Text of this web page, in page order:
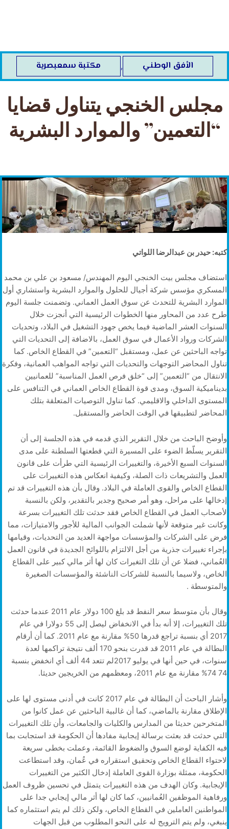
الأفق الوطني , مكتبة سمعبصرية
مجلس الخنجي يتناول قضايا
“التعمين” والموارد البشرية
كتبه: حيدر بن عبدالرضا اللواتي
استضاف مجلس بيت الخنجي اليوم المهندس/ مسعود بن علي بن محمد
المسكري مؤسس شركة أجيال للحلول والموارد البشرية واستشاري أول
الموارد البشرية للتحدث عن سوق العمل العماني. وتضمنت جلسة اليوم
طرح عدد من المحاور منها الخطوات الرئيسية التي أنجزت خلال
السنوات العشر الماضية فيما يخص جهود التشغيل في البلاد، وتحديات
الشركات ورواد الأعمال في سوق العمل، بالاضافة إلى التحديات التي
تواجه الباحثين عن عمل، ومستقبل “التعمين” في القطاع الخاص. كما
تناول المحاضر التوجهات والتحديات التي تواجه المواهب العمانية، وفكرة
الانتقال من “التعمين” إلى “خلق فرص العمل المناسبة” للعمانيين
بديناميكية السوق، ومدى قوة القطاع الخاص العماني في التنافس على
المستوى الداخلي والاقليمي. كما تناول التوصيات المتعلقة بتلك
المحاضر لتطبيقها في الوقت الحاضر والمستقبل.
وأوضح الباحث من خلال التقرير الذي قدمه في هذه الجلسة إلى أن
التقرير يسلّط الضوء على المسيرة التي قطعتها السلطنة على مدى
السنوات السبع الأخيرة، والتغييرات الرئيسية التي طرأت على قانون
العمل والتشريعات ذات الصلة، وكيفية انعكاس هذه التغييرات على
القطاع الخاص والقوى العاملة في البلاد. وقال بأن هذه التغييرات قد تم
إدخالها على مراحل، وهو أمر صحيح وجدير بالتقدير، ولكن بالنسبة
لأصحاب العمل في القطاع الخاص فقد حدثت تلك التغييرات بسرعة
وكانت غير متوقعة لأنها شملت الجوانب المالية للأجور والامتيازات، مما
فرض على الشركات والمؤسسات مواجهة العديد من التحديات، وقيامها
بإجراء تغييرات جذرية من أجل الالتزام باللوائح الجديدة في قانون العمل
العُماني، فضلا عن أن تلك التغيرات كان لها أثر مالي كبير على القطاع
الخاص، ولاسيما بالنسبة للشركات الناشئة والمؤسسات الصغيرة
والمتوسطة .
وقال بأن متوسط سعر النفط قد بلغ 100 دولار عام 2011 عندما حدثت
تلك التغييرات، إلا أنه بدأ في الانخفاض ليصل إلى 55 دولارا في عام
2017 أي بنسبة تراجع قدرها 50% مقارنة مع عام 2011. كما أن أرقام
البطالة في عام 2011 قد قدرت بنحو 170 ألف نتيجة تراكمها لعدة
سنوات، في حين أنها في يوليو 2017لم تتعد 44 ألف أي انخفض بنسبة
74 74% مقارنة مع عام 2011، ومعظمهم من الخريجين حديثا.
وأشار الباحث أن البطالة في عام 2017 كانت في أدنى مستوى لها على
الإطلاق مقارنة بالماضي، كما أن غالبية الباحثين عن عمل كانوا من
المتخرحين حديثا من المدارس والكليات والجامعات، وأن تلك التغييرات
التي حدثت قد بعثت برسالة إيجابية مفادها أن الحكومة قد استجابت بما
فيه الكفاية لوضع السوق والضغوط القائمة، وعملت بخطى سريعة
لاحتواء القطاع الخاص وتحقيق استقراره في عُمان، وقد استطاعت
الحكومة، ممثلة بوزارة القوى العاملة إدخال الكثير من التغييرات
الإيجابية. وكان الهدف من هذه التغييرات يتمثل في تحسين ظروف العمل
ورفاهية الموظفين العُمانيين، كما كان لها أثر مالي إيجابي جدا على
المواطنين العاملين في القطاع الخاص، ولكن ذلك لم يتم استثماره كما
ينبغي، ولم يتم الترويج له على النحو المطلوب من قبل الجهات